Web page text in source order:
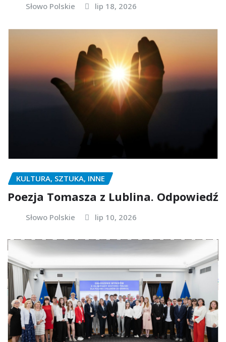
Słowo Polskie lip 18, 2026
KULTURA, SZTUKA, INNE
Poezja Tomasza z Lublina. Odpowiedź
Słowo Polskie lip 10, 2026